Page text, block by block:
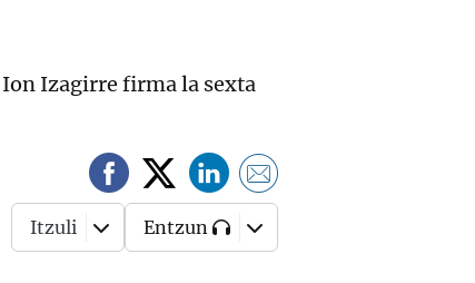
Izagirre firma la sexta
Itzuli Entzun